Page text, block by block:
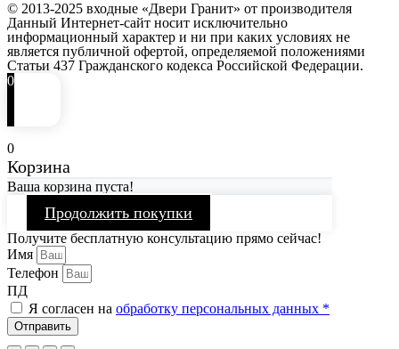
© 2013-2025 входные «Двери Гранит» от производителя
Данный Интернет-сайт носит исключительно
информационный характер и ни при каких условиях не
является публичной офертой, определяемой положениями
Статьи 437 Гражданского кодекса Российской Федерации.
0
0
Корзина
Ваша корзина пуста!
Продолжить покупки
Получите бесплатную консультацию прямо сейчас!
Имя
Телефон
ПД
Я согласен на обработку персональных данных *
Отправить